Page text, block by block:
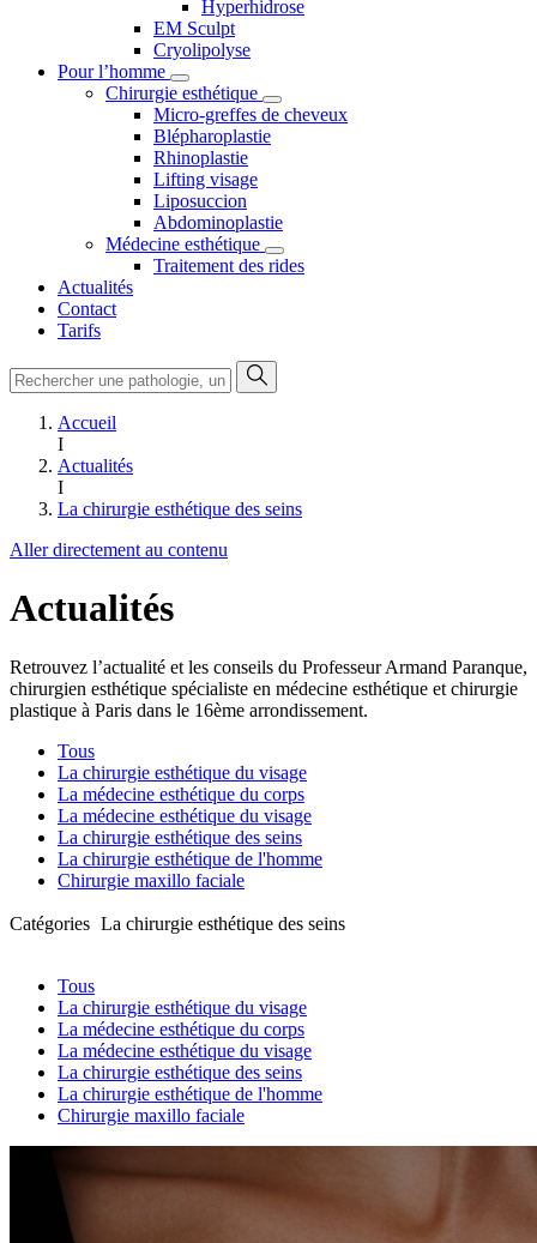
Hyperhidrose
EM Sculpt
Cryolipolyse
Pour l’homme
Chirurgie esthétique
Micro-greffes de cheveux
Blépharoplastie
Rhinoplastie
Lifting visage
Liposuccion
Abdominoplastie
Médecine esthétique
Traitement des rides
Actualités
Contact
Tarifs
Accueil
I
Actualités
I
La chirurgie esthétique des seins
Aller directement au contenu
Actualités
Retrouvez l’actualité et les conseils du Professeur Armand Paranque,
chirurgien esthétique spécialiste en médecine esthétique et chirurgie
plastique à Paris dans le 16ème arrondissement.
Tous
La chirurgie esthétique du visage
La médecine esthétique du corps
La médecine esthétique du visage
La chirurgie esthétique des seins
La chirurgie esthétique de l'homme
Chirurgie maxillo faciale
Catégories La chirurgie esthétique des seins
Tous
La chirurgie esthétique du visage
La médecine esthétique du corps
La médecine esthétique du visage
La chirurgie esthétique des seins
La chirurgie esthétique de l'homme
Chirurgie maxillo faciale